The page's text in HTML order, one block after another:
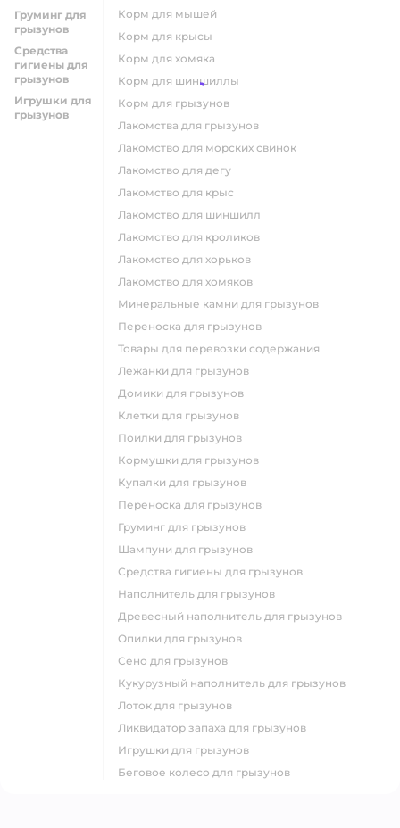
Груминг для
грызунов
Средства
гигиены для
грызунов
Игрушки для
грызунов
корм для мышей
корм для крысы
корм для хомяка
корм для шиншиллы
корм для грызунов
лакомства для грызунов
лакомство для морских свинок
лакомство для дегу
лакомство для крыс
лакомство для шиншилл
лакомство для кроликов
лакомство для хорьков
лакомство для хомяков
минеральные камни для грызунов
переноска для грызунов
товары для перевозки содержания
лежанки для грызунов
домики для грызунов
клетки для грызунов
поилки для грызунов
кормушки для грызунов
купалки для грызунов
переноска для грызунов
груминг для грызунов
шампуни для грызунов
средства гигиены для грызунов
наполнитель для грызунов
древесный наполнитель для грызунов
опилки для грызунов
сено для грызунов
кукурузный наполнитель для грызунов
лоток для грызунов
ликвидатор запаха для грызунов
игрушки для грызунов
беговое колесо для грызунов